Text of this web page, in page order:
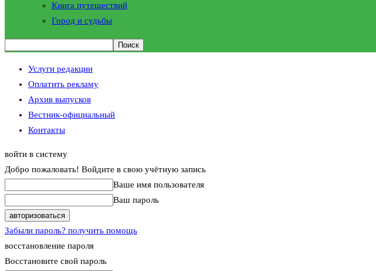
Книга путешествий
Город и судьбы
Услуги редакции
Оплатить рекламу
Архив выпусков
Вестник-официальный
Контакты
войти в систему
Добро пожаловать! Войдите в свою учётную запись
Ваше имя пользователя
Ваш пароль
Забыли пароль? получить помощь
восстановление пароля
Восстановите свой пароль